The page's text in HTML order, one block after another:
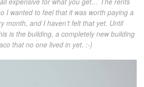
I wanted to feel that it was worth paying a
month, and I haven’t felt that yet. Until
is the building, a completely new building
that no one lived in yet. :-)